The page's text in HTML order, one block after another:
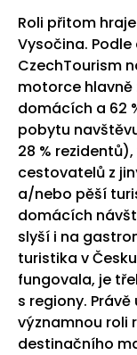
Roli přitom
Vysočina.
CzechTourism
motorce hlavně
domácích a 62
pobytu
28 %
cestovatelů z
a/nebo pěší
domácích
slyší i na
turistika v
fungovala, je
s regiony.
významnou roli
destinačního